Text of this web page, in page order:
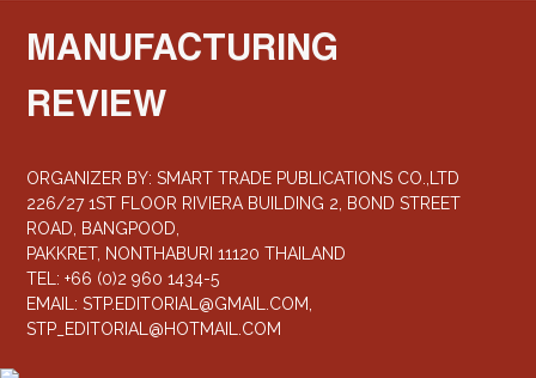
MANUFACTURING
REVIEW
ORGANIZER BY: SMART TRADE PUBLICATIONS CO.,LTD
226/27 1ST FLOOR RIVIERA BUILDING 2, BOND STREET
ROAD, BANGPOOD,
PAKKRET, NONTHABURI 11120 THAILAND
TEL: +66 (0)2 960 1434-5
EMAIL:STP.EDITORIAL@GMAIL.COM
STP_EDITORIAL@HOTMAIL.COM